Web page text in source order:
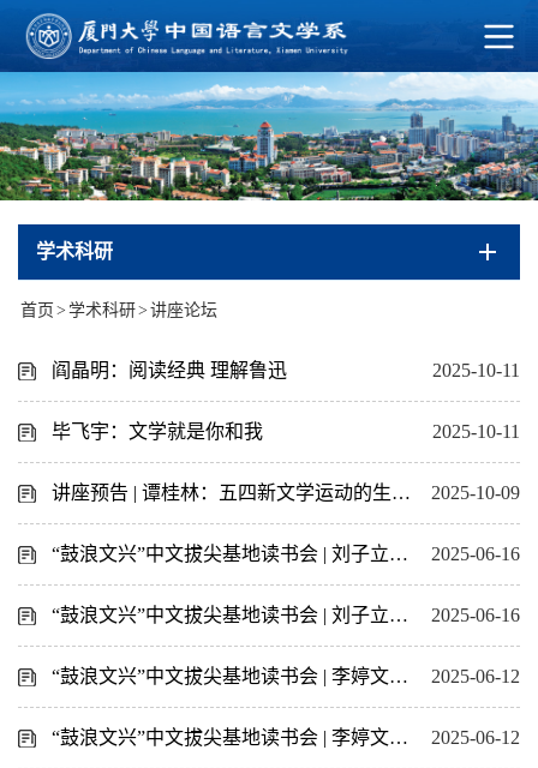
学术科研
首页 > 学术科研> 讲座论坛
2025-10-11
阎晶明：阅读经典 理解鲁迅
2025-10-11
毕飞宇：文学就是你和我
2025-10-09
讲座预告 | 谭桂林：五四新文学运动的生命启蒙
2025-06-16
“鼓浪文兴”中文拔尖基地读书会 | 刘子立：引读《论语》
2025-06-16
“鼓浪文兴”中文拔尖基地读书会 | 刘子立：引读《论语》
2025-06-12
“鼓浪文兴”中文拔尖基地读书会 | 李婷文：《动物化的后现代》研读（二）
2025-06-12
“鼓浪文兴”中文拔尖基地读书会 | 李婷文：《动物化的后现代》研读（一）